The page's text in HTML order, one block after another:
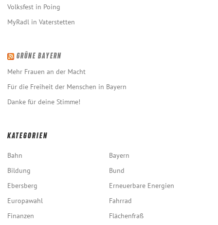
Volksfest in Poing
MyRadl in Vaterstetten
GRÜNE BAYERN
Mehr Frauen an der Macht
Für die Freiheit der Menschen in Bayern
Danke für deine Stimme!
KATEGORIEN
Bahn
Bayern
Bildung
Bund
Ebersberg
Erneuerbare Energien
Europawahl
Fahrrad
Finanzen
Flächenfraß